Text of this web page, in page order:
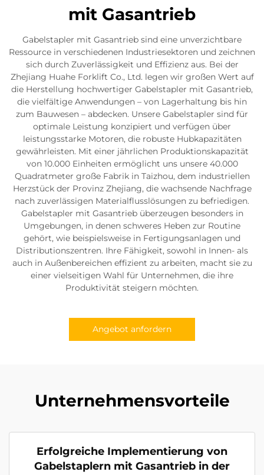
mit Gasantrieb
Gabelstapler mit Gasantrieb sind eine unverzichtbare
Ressource in verschiedenen Industriesektoren und zeichnen
sich durch Zuverlässigkeit und Effizienz aus. Bei der
Zhejiang Huahe Forklift Co., Ltd. legen wir großen Wert auf
die Herstellung hochwertiger Gabelstapler mit Gasantrieb,
die vielfältige Anwendungen – von Lagerhaltung bis hin
zum Bauwesen – abdecken. Unsere Gabelstapler sind für
optimale Leistung konzipiert und verfügen über
leistungsstarke Motoren, die robuste Hubkapazitäten
gewährleisten. Mit einer jährlichen Produktionskapazität
von 10.000 Einheiten ermöglicht uns unsere 40.000
Quadratmeter große Fabrik in Taizhou, dem industriellen
Herzstück der Provinz Zhejiang, die wachsende Nachfrage
nach zuverlässigen Materialflusslösungen zu befriedigen.
Gabelstapler mit Gasantrieb überzeugen besonders in
Umgebungen, in denen schweres Heben zur Routine
gehört, wie beispielsweise in Fertigungsanlagen und
Distributionszentren. Ihre Fähigkeit, sowohl in Innen- als
auch in Außenbereichen effizient zu arbeiten, macht sie zu
einer vielseitigen Wahl für Unternehmen, die ihre
Produktivität steigern möchten.
Angebot anfordern
Unternehmensvorteile
Erfolgreiche Implementierung von
Gabelstaplern mit Gasantrieb in der